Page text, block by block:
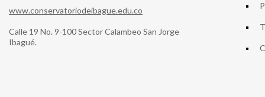
www.conservatoriodeibague.edu.co
Calle 19 No. 9-100 Sector Calambeo San Jorge
Ibagué.